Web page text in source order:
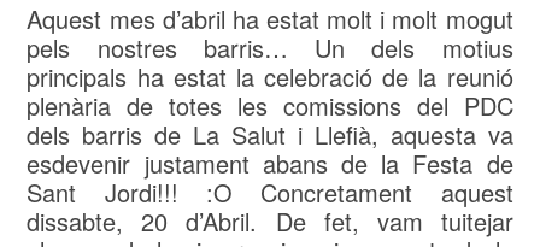
Aquest mes d’abril ha estat molt i molt mogut
pels nostres barris… Un dels motius
principals ha estat la celebració de la reunió
plenària de totes les comissions del PDC
dels barris de La Salut i Llefià, aquesta va
esdevenir justament abans de la Festa de
Sant Jordi!!! :O Concretament aquest
dissabte, 20 d’Abril. De fet, vam tuitejar